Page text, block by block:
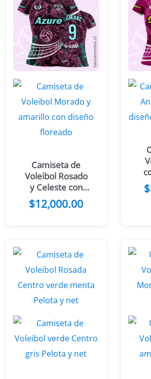
Camiseta de
Voleibol Rosado
y Celeste con
diseño floreado
$12,000.00
$